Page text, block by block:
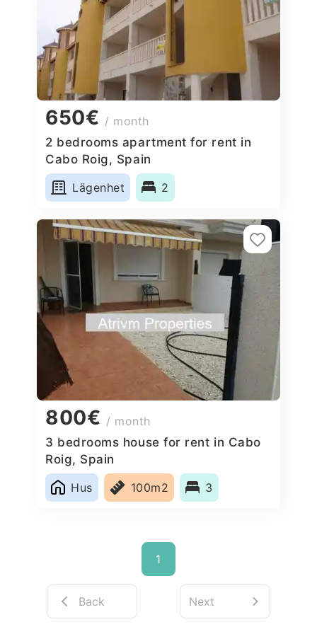
650€ / month
2 bedrooms apartment for rent in
Cabo Roig, Spain
Lägenhet
2
800€ / month
3 bedrooms house for rent in Cabo
Roig, Spain
Hus
100m2 3
1
Back Next